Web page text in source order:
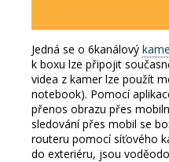
Jedná se o 6kanálový
k boxu lze připojit
videa z kamer lze použít
notebook). Pomocí
přenos obrazu přes
sledování přes mobil se
routeru pomocí síťového
do exteriéru, jsou